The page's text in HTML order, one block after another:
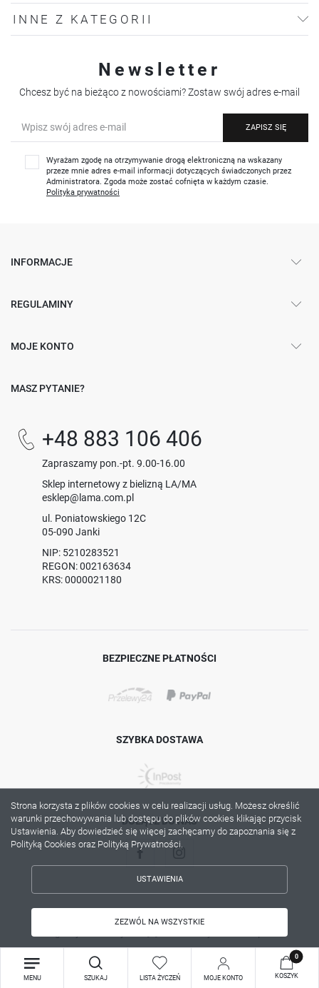
INNE Z KATEGORII
Newsletter
Chcesz być na bieżąco z nowościami? Zostaw swój adres e-mail
ZAPISZ SIĘ
Wyrażam zgodę na otrzymywanie drogą elektroniczną na wskazany
przeze mnie adres e-mail informacji dotyczących świadczonych przez
Administratora. Zgoda może zostać cofnięta w każdym czasie.
Polityka prywatności
INFORMACJE
REGULAMINY
MOJE KONTO
MASZ PYTANIE?
+48 883 106 406
Zapraszamy pon.-pt. 9.00-16.00
Sklep internetowy z bielizną LA/MA
esklep@lama.com.pl
ul. Poniatowskiego 12C
05-090 Janki
NIP: 5210283521
REGON: 002163634
KRS: 0000021180
BEZPIECZNE PŁATNOŚCI
SZYBKA DOSTAWA
DOŁĄCZ DO NAS
Copyright by lama.com.pl
MENU SZUKAJ LISTA ŻYCZEŃ MOJE KONTO
0
KOSZYK
Strona korzysta z plików cookies w celu realizacji usług. Możesz określić
warunki przechowywania lub dostępu do plików cookies klikając przycisk
Ustawienia. Aby dowiedzieć się więcej zachęcamy do zapoznania się z
Polityką Cookies oraz Polityką Prywatności.
USTAWIENIA
ZEZWÓL NA WSZYSTKIE
ZEZWÓL NA WSZYSTKIE